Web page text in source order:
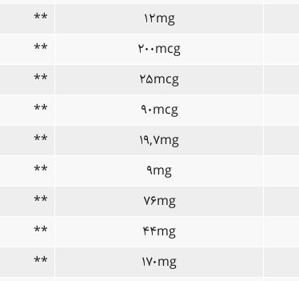
۱۲mg
**
۲۰۰mcg
**
۲۵mcg
**
۹۰mcg
**
۱۹,۷mg
**
۹mg
**
۷۶mg
**
۴۴mg
**
۱۷۰mg
**